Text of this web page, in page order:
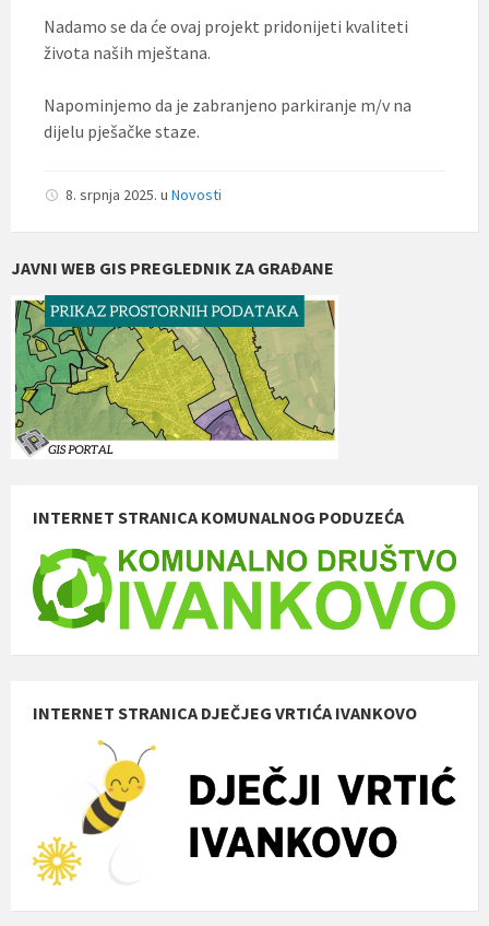
Nadamo se da će ovaj projekt pridonijeti kvaliteti
života naših mještana.
Napominjemo da je zabranjeno parkiranje m/v na
dijelu pješačke staze.
8. srpnja 2025. u Novosti
JAVNI WEB GIS PREGLEDNIK ZA GRAĐANE
INTERNET STRANICA KOMUNALNOG PODUZEĆA
INTERNET STRANICA DJEČJEG VRTIĆA IVANKOVO